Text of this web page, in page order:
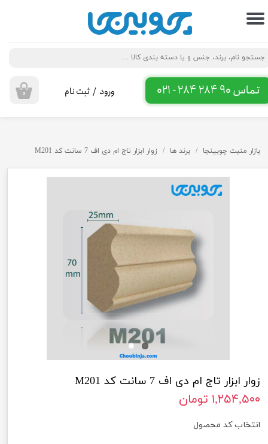
تماس 90 284 284 - 021 ۰ ورود / ثبت نام
حساب کاربری من
تغییر گذر واژه
سفارشات
خروج از حساب کاربری
بازار منبت چوبینجا برند ها زوار ابزار تاج ام دی اف 7 سانت کد M201
زوار ابزار تاج ام دی اف 7 سانت کد M201
۱,۲۵۴,۵۰۰ تومان
انتخاب کد محصول